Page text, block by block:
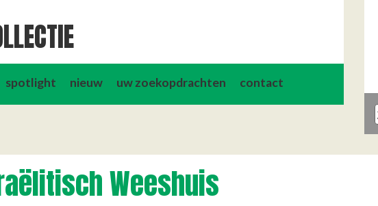
spotlight nieuw uw zoekopdrachten contact
Weeshuis